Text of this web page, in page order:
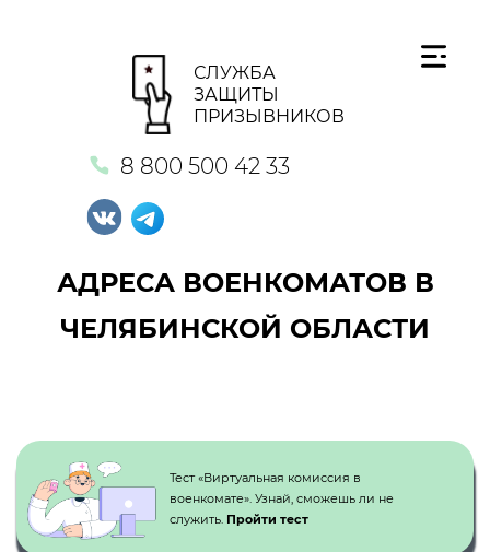
СЛУЖБА
ЗАЩИТЫ
ПРИЗЫВНИКОВ
8 800 500 42 33
АДРЕСА ВОЕНКОМАТОВ В
ЧЕЛЯБИНСКОЙ ОБЛАСТИ
Тест «Виртуальная комиссия в
военкомате». Узнай, сможешь ли не
служить. Пройти тест